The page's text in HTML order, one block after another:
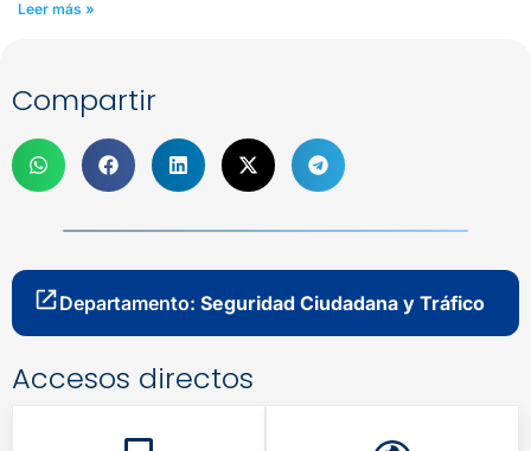
Leer más »
Compartir
Departamento: Seguridad Ciudadana y Tráfico
Accesos directos